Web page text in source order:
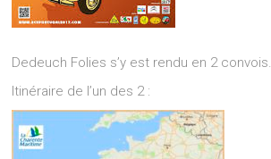
Dedeuch Folies s’y est rendu en 2 convois.
Itinéraire de l’un des 2 :